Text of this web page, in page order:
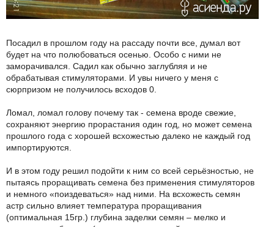
Посадил в прошлом году на рассаду почти все, думал вот
будет на что полюбоваться осенью. Особо с ними не
заморачивался. Садил как обычно заглубляя и не
обрабатывая стимуляторами. И увы ничего у меня с
сюрпризом не получилось всходов 0.
Ломал, ломал голову почему так - семена вроде свежие,
сохраняют энергию прорастания один год, но может семена
прошлого года с хорошей всхожестью далеко не каждый год
импортируются.
И в этом году решил подойти к ним со всей серьёзностью, не
пытаясь проращивать семена без применения стимуляторов
и немного «поиздеваться» над ними. На всхожесть семян
астр сильно влияет температура проращивания
(оптимальная 15гр.) глубина заделки семян – мелко и